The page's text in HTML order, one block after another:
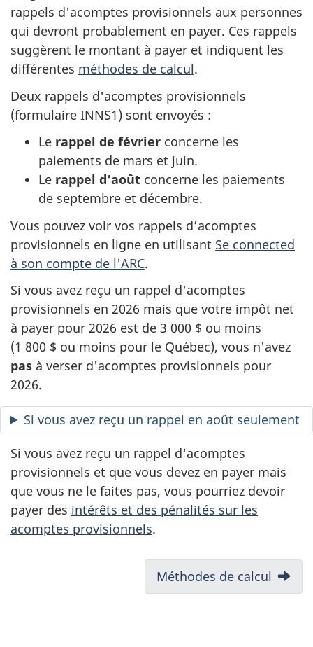
rappels d'acomptes provisionnels aux personnes
qui devront probablement en payer. Ces rappels
suggèrent le montant à payer et indiquent les
différentes méthodes de calcul.
Deux rappels d'acomptes provisionnels
(formulaire INNS1) sont envoyés :
Le rappel de février concerne les
paiements de mars et juin.
Le rappel d’août concerne les paiements
de septembre et décembre.
Vous pouvez voir vos rappels d’acomptes
provisionnels en ligne en utilisant Se connected
à son compte de l'ARC.
Si vous avez reçu un rappel d'acomptes
provisionnels en 2026 mais que votre impôt net
à payer pour 2026 est de 3 000 $ ou moins
(1 800 $ ou moins pour le Québec), vous n'avez
pas à verser d'acomptes provisionnels pour
2026.
Si vous avez reçu un rappel en août seulement
Si vous avez reçu un rappel d'acomptes
provisionnels et que vous devez en payer mais
que vous ne le faites pas, vous pourriez devoir
payer des intérêts et des pénalités sur les
acomptes provisionnels.
Méthodes de calcul